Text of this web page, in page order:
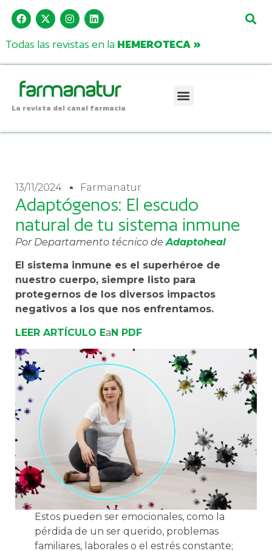
Todas las revistas en la HEMEROTECA »
La revista del canal farmacia
13/11/2024 Farmanatur
Adaptógenos: El escudo
natural de tu sistema inmune
Por Departamento técnico deAdaptoheal
El sistema inmune es el superhéroe de
nuestro cuerpo, siempre listo para
protegernos de los diversos impactos
negativos a los que nos enfrentamos.
LEER ARTÍCULO EaN PDF
Estos pueden ser emocionales, como la
pérdida de un ser querido, problemas
familiares, laborales o el estrés constante;